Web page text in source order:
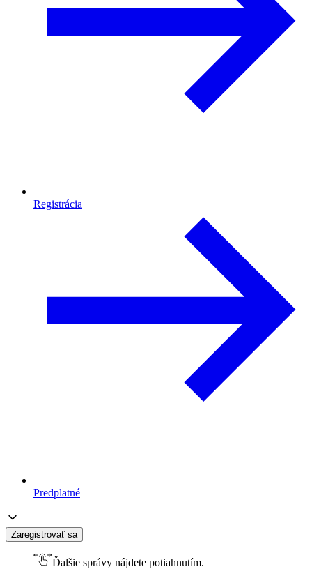
Registrácia
Predplatné
Zaregistrovať sa
Ďalšie správy nájdete potiahnutím.